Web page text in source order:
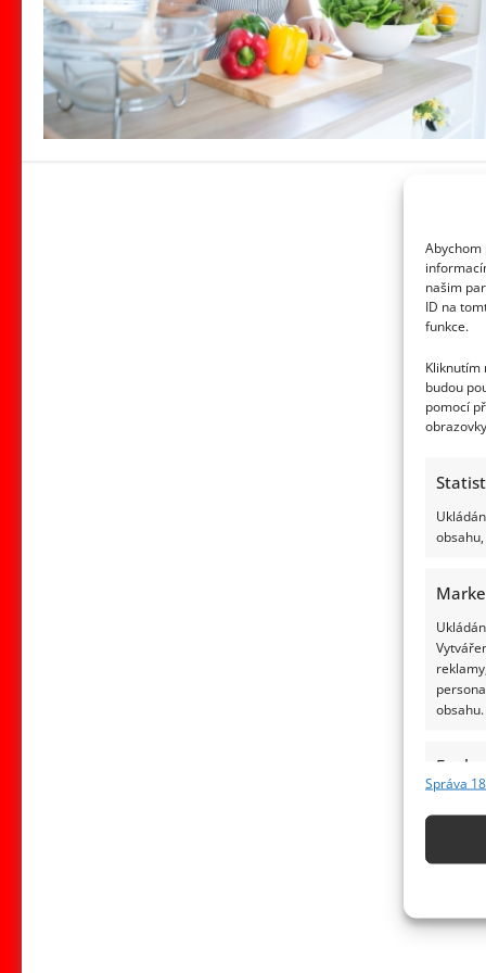
Abychom
našim
ID na
funkce.
Kliknutím
budou
pomocí
obsahu.
Funkce
Správa